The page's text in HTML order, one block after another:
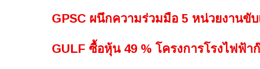
GPSC ผนึกความร่วมมือ 5 หน่วยงานขั
GULF ซื้อหุ้น 49 % โครงการโรงไฟฟ้